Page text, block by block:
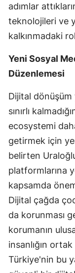
adımlar
teknolojileri ve
kalkınmadaki
Yeni Sosyal
Düzenlemesi
Dijital dönüşüm
sınırlı
ecosystemi
getirmek için
belirten
platformlarına
kapsamda
Dijital çağda
da korunması
korumanın
insanlığın
Türkiye'nin bu